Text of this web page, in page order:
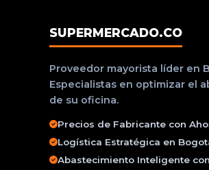
SUPERMERCADO.CO
Proveedor mayorista líder en
Especialistas en optimizar el
de su oficina.
Precios de Fabricante con
Logística Estratégica en
Abastecimiento Inteligente